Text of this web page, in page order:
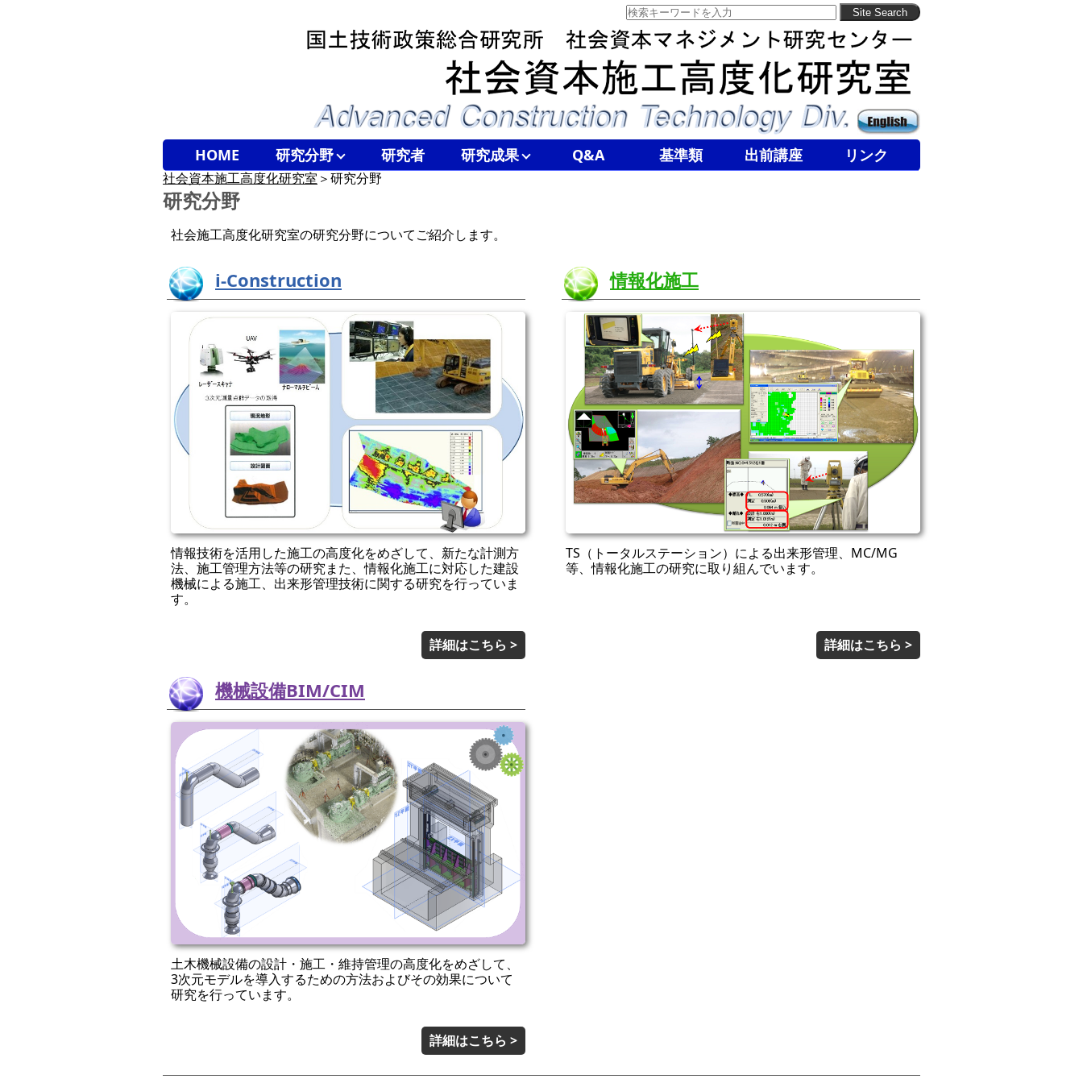
HOME 研究分野 研究者 研究成果 Q&A 基準類 出前講座 リンク
社会資本施工高度化研究室 ＞研究分野
研究分野
社会施工高度化研究室の研究分野についてご紹介します。
i-Construction
情報技術を活用した施工の高度化をめざして、新たな計測方
法、施工管理方法等の研究また、情報化施工に対応した建設
機械による施工、出来形管理技術に関する研究を行っていま
す。
詳細はこちら >
機械設備BIM/CIM
土木機械設備の設計・施工・維持管理の高度化をめざして、
3次元モデルを導入するための方法およびその効果について
研究を行っています。
詳細はこちら >
情報化施工
TS（トータルステーション）による出来形管理、MC/MG
等、情報化施工の研究に取り組んでいます。
詳細はこちら >